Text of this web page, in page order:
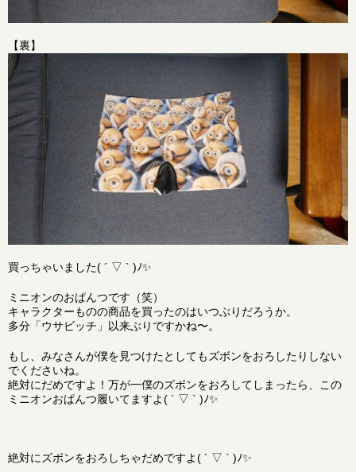
【裏】
買っちゃいました( ´ ▽ ` )ﾉ✨
ミニオンのおぱんつです（笑）
キャラクターものの商品を買ったのはいつぶりだろうか。
多分「ウサビッチ」以来ぶりですかね〜。
もし、みなさんが僕を見つけたとしてもズボンをおろしたりしない
でくださいね。
絶対にだめですよ！万が一僕のズボンをおろしてしまったら、この
ミニオンおぱんつ履いてますよ( ´ ▽ ` )ﾉ✨
絶対にズボンをおろしちゃだめですよ( ´ ▽ ` )ﾉ✨